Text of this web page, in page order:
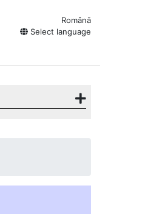
Română
Select language